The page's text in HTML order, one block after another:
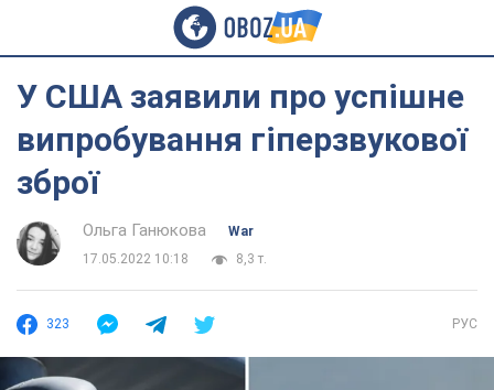
У США заявили про успішне
випробування гіперзвукової
зброї
Ольга Ганюкова
War
17.05.2022 10:18
8,3 т.
323 РУС